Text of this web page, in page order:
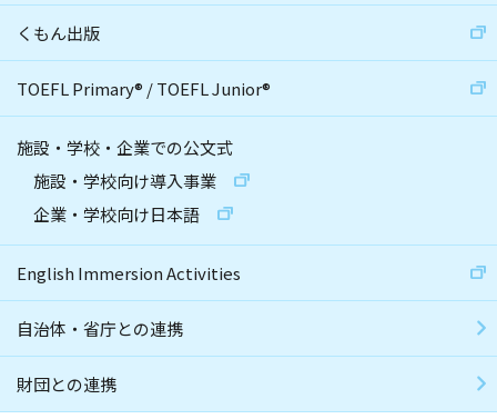
くもん出版
TOEFL Primary® /TOEFL Junior®
施設・学校・企業での公文式
施設・学校向け導入事業
企業・学校向け日本語
English Immersion Activities
自治体・省庁との連携
財団との連携